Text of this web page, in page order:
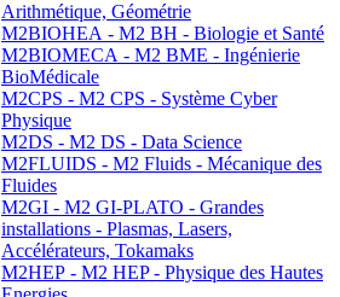
Arithmétique, Géométrie
M2BIOHEA - M2 BH - Biologie et Santé
M2BIOMECA - M2 BME - Ingénierie
BioMédicale
M2CPS - M2 CPS - Système Cyber
Physique
M2DS - M2 DS - Data Science
M2FLUIDS - M2 Fluids - Mécanique des
Fluides
M2GI - M2 GI-PLATO - Grandes
installations - Plasmas, Lasers,
Accélérateurs, Tokamaks
M2HEP - M2 HEP - Physique des Hautes